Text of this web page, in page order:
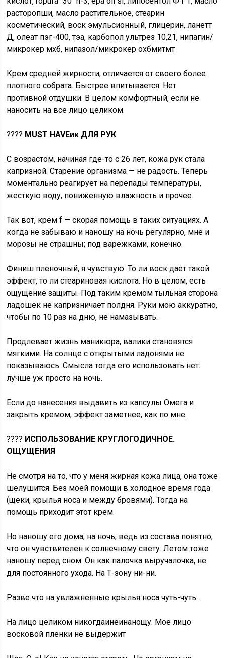
расторопши, масло растительное, стеарин
косметический, воск эмульсионный, глицерин, ланетт
Д, олеат пэг-400, тэа, карбопол ультрез 10,21, нипагин/
микрокер мхб, нипазол/микрокер охбмитмт
Крем средней жирности, отличается от своего более
плотного собрата. Быстрее впитывается. Нет
противной отдушки. В целом комфортный, если не
наносить на все лицо целиком.
???? MUST HAVEик ДЛЯ РУК
С возрастом, начиная где-то с 26 лет, кожа рук стала
капризной. Старение организма — не радость. Теперь
моментально реагирует на перепады температуры,
жесткую воду, пониженную влажность и прочее.
Так вот, крем f — скорая помощь в таких ситуациях. А
когда не забываю и наношу на ночь регулярно, мне и
морозы не страшны; под варежками, конечно.
Финиш пленочный, я чувствую. То ли воск дает такой
эффект, то ли стеариновая кислота. Но в целом, есть
ощущение защиты. Под таким кремом тыльная сторона
ладошек не капризничает полдня. Руки мою аккуратно,
чтобы по 10 раз на дню, не намазывать.
Продлевает жизнь маникюра, валики становятся
мягкими. На солнце с открытыми ладонями не
показываюсь. Смысла тогда его использовать нет:
лучше уж просто на ночь.
Если до нанесения выдавить из капсулы Омега и
закрыть кремом, эффект заметнее, как по мне.
???? ИСПОЛЬЗОВАНИЕ КРУГЛОГОДИЧНОЕ.
ОЩУЩЕНИЯ
Не смотря на то, что у меня жирная кожа лица, она тоже
шелушится. Без моей помощи в холодное время года
(щеки, крылья носа и между бровями). Тогда на
помощь приходит этот крем.
Но наношу его дома, на ночь, ведь из состава понятно,
что он чувствителен к солнечному свету. Летом тоже
наношу перед сном. Он как палочка выручалочка, не
для постоянного ухода. На Т-зону ни-ни.
Разве что на увлажненные крылья носа чуть-чуть.
На лицо целиком никогдаинеинанощу. Мое лицо
восковой пленки не выдержит